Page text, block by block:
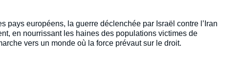
pays européens, la guerre déclenchée par Israël contre l’Iran
en nourrissant les haines des populations victimes de
vers un monde où la force prévaut sur le droit.